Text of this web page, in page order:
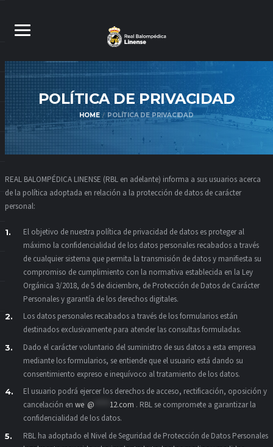
POLÍTICA DEPRIVACIDAD
HOME POLÍTICA DE PRIVACIDAD
REAL BALOMPÉDICA LINENSE (RBL en adelante) informa a sus usuarios acerca
de la política adoptada en relación a la protección de datos de carácter
personal:
El objetivo de nuestra política de privacidad de datos es proteger al
máximo la confidencialidad de los datos personales recabados a través
de cualquier sistema que permita la transmisión de datos y manifiesta su
compromiso de cumplimiento con la normativa establecida en la Ley
Orgánica 3/2018, de 5 de diciembre, de Protección de Datos de Carácter
Personales y garantía de los derechos digitales.
Los datos personales recabados a través de los formularios están
destinados exclusivamente para atender las consultas formuladas.
Dado el carácter voluntario del suministro de sus datos a esta empresa
mediante los formularios, se entiende que el usuario está dando su
consentimiento expreso e inequívoco al tratamiento de los datos.
El usuario podrá ejercer los derechos de acceso, rectificación, oposición y
cancelación en we @ 12.com . RBL se compromete a garantizar la
confidencialidad de los datos.
RBL ha adoptado el Nivel de Seguridad de Protección de Datos Personales